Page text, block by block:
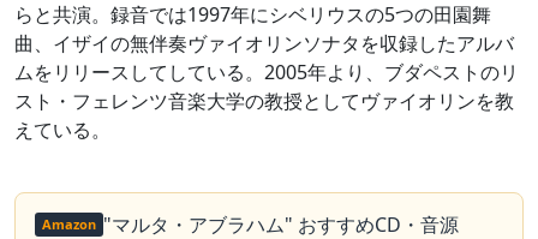
らと共演。録音では1997年にシベリウスの5つの田園舞
曲、イザイの無伴奏ヴァイオリンソナタを収録したアルバ
ムをリリースしてしている。2005年より、ブダペストのリ
スト・フェレンツ音楽大学の教授としてヴァイオリンを教
えている。
Amazon "マルタ・アブラハム" おすすめCD・音源